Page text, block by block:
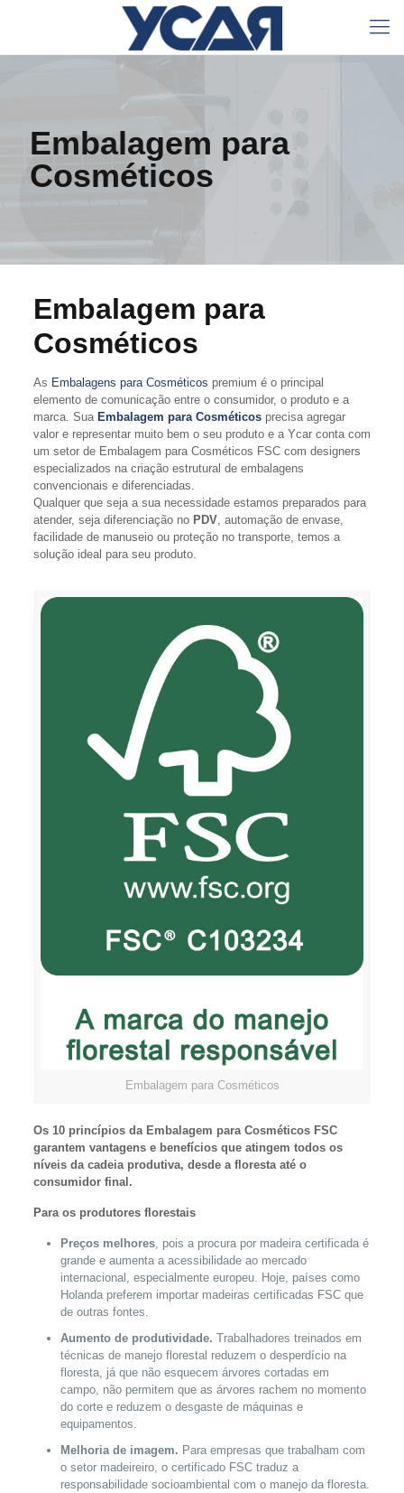
Embalagem para
Cosméticos
Embalagem para
Cosméticos
As Embalagens para Cosméticos premium é o principal
elemento de comunicação entre o consumidor, o produto e a
marca. Sua Embalagem para Cosméticosprecisa agregar
valor e representar muito bem o seu produto e a Ycar conta com
um setor de Embalagem para Cosméticos FSC com designers
especializados na criação estrutural de embalagens
convencionais e diferenciadas.
Qualquer que seja a sua necessidade estamos preparados para
atender, seja diferenciação no PDV, automação de envase,
facilidade de manuseio ou proteção no transporte, temos a
solução ideal para seu produto.
Embalagem para Cosméticos
Os 10 princípios da Embalagem para Cosméticos FSC
garantem vantagens e benefícios que atingem todos os
níveis da cadeia produtiva, desde a floresta até o
consumidor final.
Para os produtores florestais
Preços melhores, pois a procura por madeira certificada é
grande e aumenta a acessibilidade ao mercado
internacional, especialmente europeu. Hoje, países como
Holanda preferem importar madeiras certificadas FSC que
de outras fontes.
Aumento de produtividade. Trabalhadores treinados em
técnicas de manejo florestal reduzem o desperdício na
floresta, já que não esquecem árvores cortadas em
campo, não permitem que as árvores rachem no momento
do corte e reduzem o desgaste de máquinas e
equipamentos.
Melhoria de imagem. Para empresas que trabalham com
o setor madeireiro, o certificado FSC traduz a
responsabilidade socioambiental com o manejo da floresta.